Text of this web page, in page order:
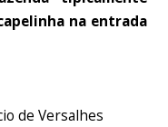
na entrada
de Versalhes